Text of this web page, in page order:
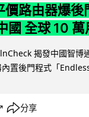
價路由器爆後
國 全球 10
揭發中國智博
置後門程式「
↗ 分享